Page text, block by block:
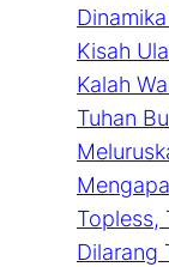
Kisah
Kalah
Tuhan
Topless,
Dilarang